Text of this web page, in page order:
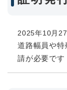
2025年10月
道路幅員や特
請が必要です